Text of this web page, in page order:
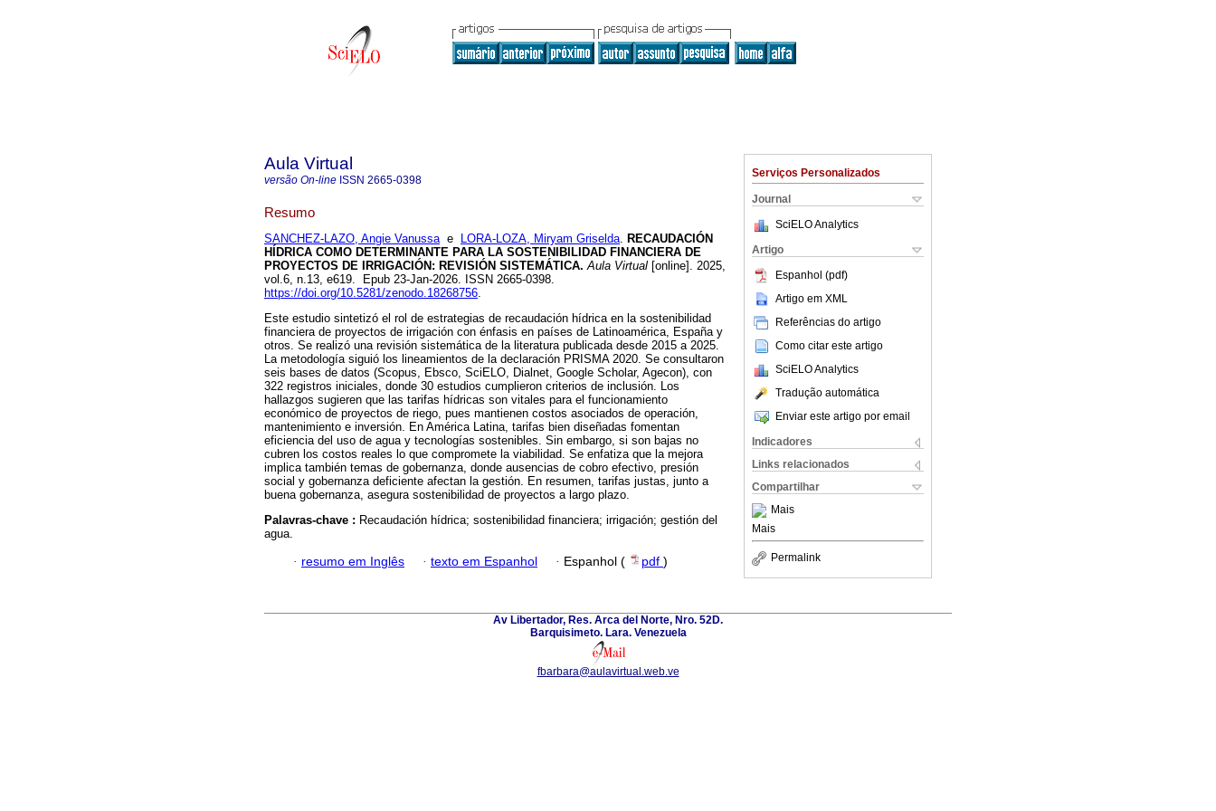
Serviços Personalizados
Journal
SciELO Analytics
Artigo
Espanhol (pdf)
Artigo em XML
Referências do artigo
Como citar este artigo
SciELO Analytics
Tradução automática
Enviar este artigo por email
Indicadores
Links relacionados
Compartilhar
Mais
Mais
Permalink
Aula Virtual
versão On-line ISSN 2665-0398
Resumo
SANCHEZ-LAZO, Angie Vanussae LORA-LOZA, Miryam Griselda. RECAUDACIÓN
HÍDRICA COMO DETERMINANTE PARA LA SOSTENIBILIDAD FINANCIERA DE
PROYECTOS DE IRRIGACIÓN: REVISIÓN SISTEMÁTICA. Aula Virtual [online]. 2025,
vol.6, n.13, e619. Epub 23-Jan-2026. ISSN 2665-0398.
https://doi.org/10.5281/zenodo.18268756.
Este estudio sintetizó el rol de estrategias de recaudación hídrica en la sostenibilidad
financiera de proyectos de irrigación con énfasis en países de Latinoamérica, España y
otros. Se realizó una revisión sistemática de la literatura publicada desde 2015 a 2025.
La metodología siguió los lineamientos de la declaración PRISMA 2020. Se consultaron
seis bases de datos (Scopus, Ebsco, SciELO, Dialnet, Google Scholar, Agecon), con
322 registros iniciales, donde 30 estudios cumplieron criterios de inclusión. Los
hallazgos sugieren que las tarifas hídricas son vitales para el funcionamiento
económico de proyectos de riego, pues mantienen costos asociados de operación,
mantenimiento e inversión. En América Latina, tarifas bien diseñadas fomentan
eficiencia del uso de agua y tecnologías sostenibles. Sin embargo, si son bajas no
cubren los costos reales lo que compromete la viabilidad. Se enfatiza que la mejora
implica también temas de gobernanza, donde ausencias de cobro efectivo, presión
social y gobernanza deficiente afectan la gestión. En resumen, tarifas justas, junto a
buena gobernanza, asegura sostenibilidad de proyectos a largo plazo.
Palavras-chave : Recaudación hídrica; sostenibilidad financiera; irrigación; gestión del
agua.
· resumo em Inglês · texto em Espanhol · Espanhol ( pdf )
Av Libertador, Res. Arca del Norte, Nro. 52D.
Barquisimeto. Lara. Venezuela
fbarbara@aulavirtual.web.ve